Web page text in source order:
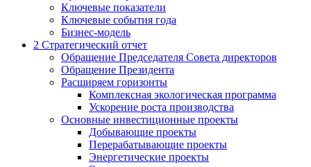
Ключевые показатели
Ключевые события года
Бизнес-модель
2 Стратегический отчет
Обращение Председателя Совета директоров
Обращение Президента
Расширяем горизонты
Комплексная экологическая программа
Ускорение роста производства
Основные инвестиционные проекты
Добывающие проекты
Перерабатывающие проекты
Энергетические проекты